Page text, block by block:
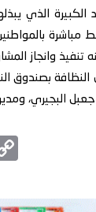
الكبيرة الذي
وانجاز
النظافة بصندوق
البجيري،